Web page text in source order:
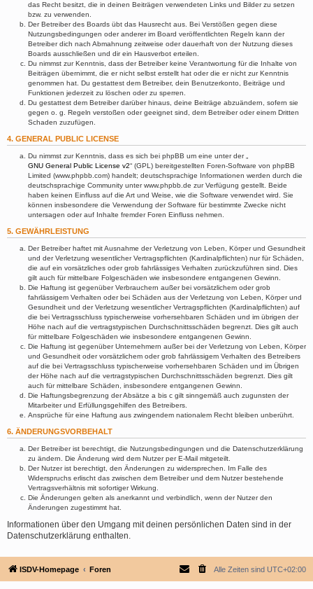
das Recht besitzt, die in deinen Beiträgen verwendeten Links und Bilder zu setzen
bzw. zu verwenden.
Der Betreiber des Boards übt das Hausrecht aus. Bei Verstößen gegen diese
Nutzungsbedingungen oder anderer im Board veröffentlichten Regeln kann der
Betreiber dich nach Abmahnung zeitweise oder dauerhaft von der Nutzung dieses
Boards ausschließen und dir ein Hausverbot erteilen.
Du nimmst zur Kenntnis, dass der Betreiber keine Verantwortung für die Inhalte von
Beiträgen übernimmt, die er nicht selbst erstellt hat oder die er nicht zur Kenntnis
genommen hat. Du gestattest dem Betreiber, dein Benutzerkonto, Beiträge und
Funktionen jederzeit zu löschen oder zu sperren.
Du gestattest dem Betreiber darüber hinaus, deine Beiträge abzuändern, sofern sie
gegen o. g. Regeln verstoßen oder geeignet sind, dem Betreiber oder einem Dritten
Schaden zuzufügen.
4. GENERAL PUBLIC LICENSE
Du nimmst zur Kenntnis, dass es sich bei phpBB um eine unter der „
GNU General Public License v2“ (GPL) bereitgestellten Foren-Software von phpBB
Limited (www.phpbb.com) handelt; deutschsprachige Informationen werden durch die
deutschsprachige Community unter www.phpbb.de zur Verfügung gestellt. Beide
haben keinen Einfluss auf die Art und Weise, wie die Software verwendet wird. Sie
können insbesondere die Verwendung der Software für bestimmte Zwecke nicht
untersagen oder auf Inhalte fremder Foren Einfluss nehmen.
5. GEWÄHRLEISTUNG
Der Betreiber haftet mit Ausnahme der Verletzung von Leben, Körper und Gesundheit
und der Verletzung wesentlicher Vertragspflichten (Kardinalpflichten) nur für Schäden,
die auf ein vorsätzliches oder grob fahrlässiges Verhalten zurückzuführen sind. Dies
gilt auch für mittelbare Folgeschäden wie insbesondere entgangenen Gewinn.
Die Haftung ist gegenüber Verbrauchern außer bei vorsätzlichem oder grob
fahrlässigem Verhalten oder bei Schäden aus der Verletzung von Leben, Körper und
Gesundheit und der Verletzung wesentlicher Vertragspflichten (Kardinalpflichten) auf
die bei Vertragsschluss typischerweise vorhersehbaren Schäden und im übrigen der
Höhe nach auf die vertragstypischen Durchschnittsschäden begrenzt. Dies gilt auch
für mittelbare Folgeschäden wie insbesondere entgangenen Gewinn.
Die Haftung ist gegenüber Unternehmern außer bei der Verletzung von Leben, Körper
und Gesundheit oder vorsätzlichem oder grob fahrlässigem Verhalten des Betreibers
auf die bei Vertragsschluss typischerweise vorhersehbaren Schäden und im Übrigen
der Höhe nach auf die vertragstypischen Durchschnittsschäden begrenzt. Dies gilt
auch für mittelbare Schäden, insbesondere entgangenen Gewinn.
Die Haftungsbegrenzung der Absätze a bis c gilt sinngemäß auch zugunsten der
Mitarbeiter und Erfüllungsgehilfen des Betreibers.
Ansprüche für eine Haftung aus zwingendem nationalem Recht bleiben unberührt.
6. ÄNDERUNGSVORBEHALT
Der Betreiber ist berechtigt, die Nutzungsbedingungen und die Datenschutzerklärung
zu ändern. Die Änderung wird dem Nutzer per E-Mail mitgeteilt.
Der Nutzer ist berechtigt, den Änderungen zu widersprechen. Im Falle des
Widerspruchs erlischt das zwischen dem Betreiber und dem Nutzer bestehende
Vertragsverhältnis mit sofortiger Wirkung.
Die Änderungen gelten als anerkannt und verbindlich, wenn der Nutzer den
Änderungen zugestimmt hat.
Informationen über den Umgang mit deinen persönlichen Daten sind in der
Datenschutzerklärung enthalten.
ISDV-Homepage Foren Alle Zeiten sind UTC+02:00